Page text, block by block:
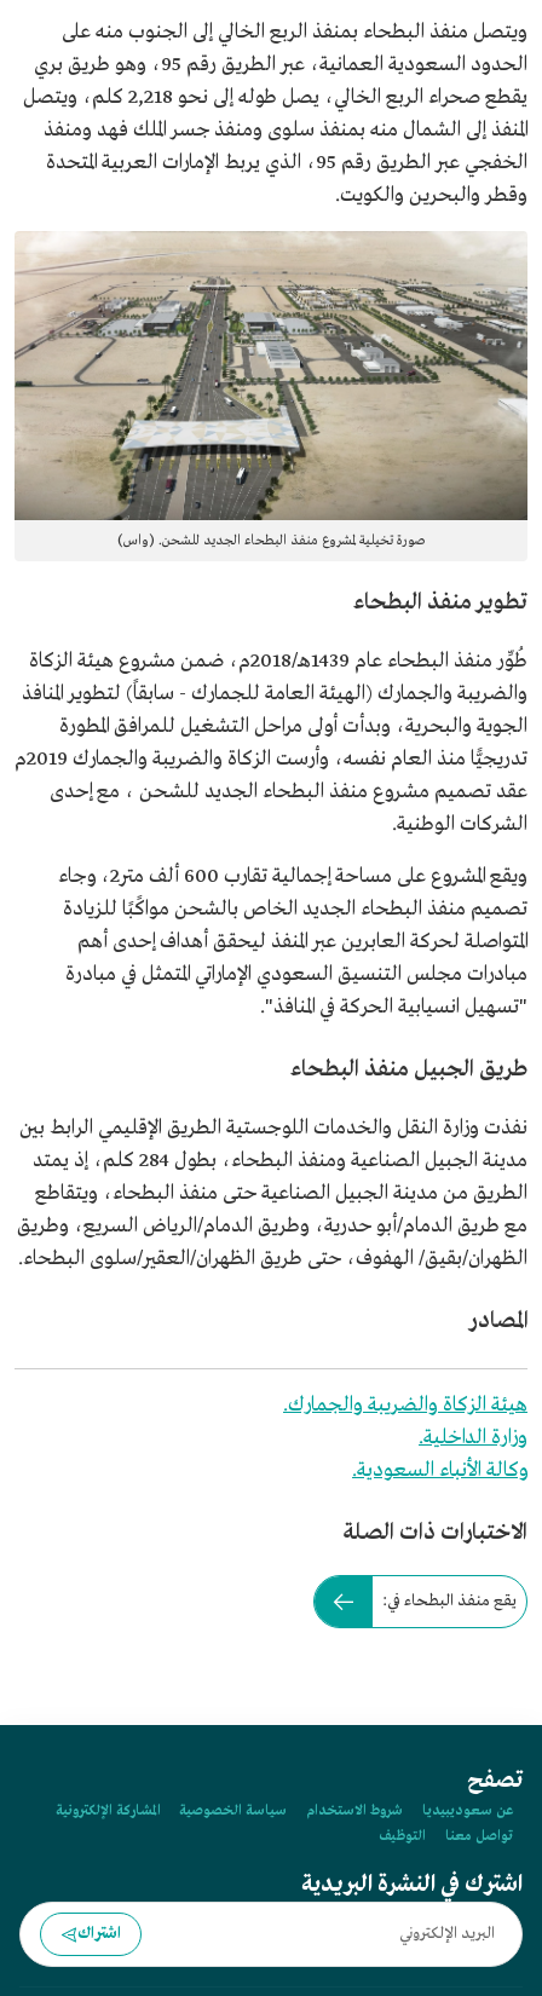
ويتصل منفذ البطحاء بمنفذ الربع الخالي إلى الجنوب منه على
الحدود السعودية العمانية، عبر الطريق رقم 95، وهو طريق بري
يقطع صحراء الربع الخالي، يصل طوله إلى نحو 2,218 كلم، ويتصل
المنفذ إلى الشمال منه بمنفذ سلوى ومنفذ جسر الملك فهد ومنفذ
الخفجي عبر الطريق رقم 95، الذي يربط الإمارات العربية المتحدة
وقطر والبحرين والكويت.
صورة تخيلية لمشروع منفذ البطحاء الجديد للشحن. (واس)
تطوير منفذ البطحاء
طُوِّر منفذ البطحاء عام 1439هـ/2018م، ضمن مشروع هيئة الزكاة
والضريبة والجمارك (الهيئة العامة للجمارك - سابقاً) لتطوير المنافذ
الجوية والبحرية، وبدأت أولى مراحل التشغيل للمرافق المطورة
تدريجيًّا منذ العام نفسه، وأرست الزكاة والضريبة والجمارك 2019م
عقد تصميم مشروع منفذ البطحاء الجديد للشحن ، مع إحدى
الشركات الوطنية.
ويقع المشروع على مساحة إجمالية تقارب 600 ألف متر2، وجاء
تصميم منفذ البطحاء الجديد الخاص بالشحن مواكًبًا للزيادة
المتواصلة لحركة العابرين عبر المنفذ ليحقق أهداف إحدى أهم
مبادرات مجلس التنسيق السعودي الإماراتي المتمثل في مبادرة
"تسهيل انسيابية الحركة في المنافذ".
طريق الجبيل منفذ البطحاء
نفذت وزارة النقل والخدمات اللوجستية الطريق الإقليمي الرابط بين
مدينة الجبيل الصناعية ومنفذ البطحاء، بطول 284 كلم، إذ يمتد
الطريق من مدينة الجبيل الصناعية حتى منفذ البطحاء، ويتقاطع
مع طريق الدمام/أبو حدرية، وطريق الدمام/الرياض السريع، وطريق
الظهران/بقيق/ الهفوف، حتى طريق الظهران/العقير/سلوى البطحاء.
المصادر
هيئة الزكاة والضريبة والجمارك.
وزارة الداخلية.
وكالة الأنباء السعودية.
الاختبارات ذات الصلة
يقع منفذ البطحاء في:
تصفح
عن سعوديبيديا شروط الاستخدام سياسة الخصوصية
المشاركة الإلكترونية
تواصل معنا
التوظيف
اشترك في النشرة البريدية
اشتراك